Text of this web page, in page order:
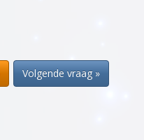
Volgende vraag »